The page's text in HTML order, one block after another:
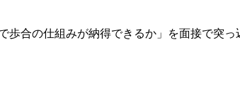
合の仕組みが納得できるか」を面接で突っ